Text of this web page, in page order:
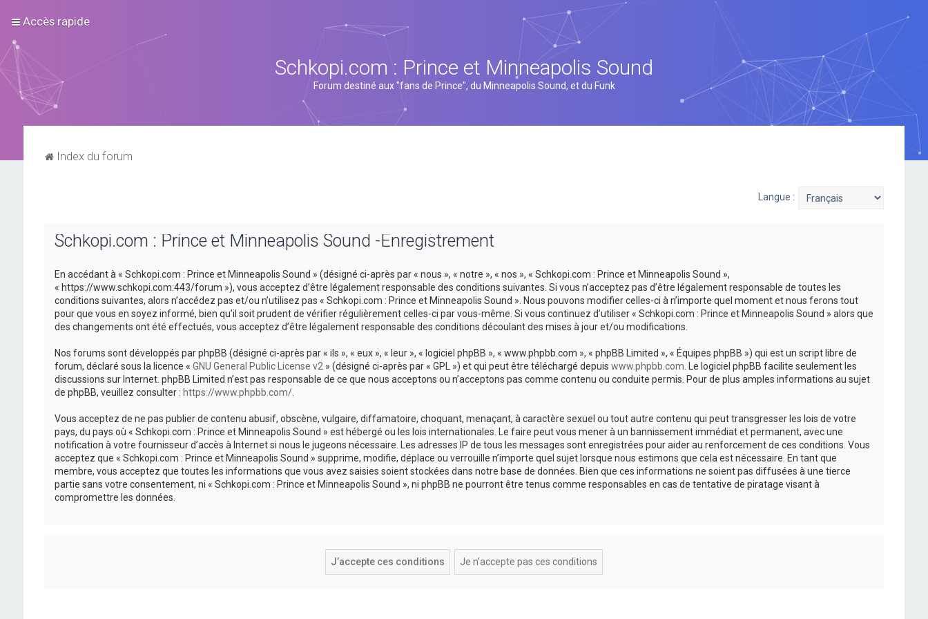
Accès rapide
Schkopi.com : Prince et Minneapolis Sound
Forum destiné aux "fans de Prince", du Minneapolis Sound, et du Funk
Index du forum
Langue :
Schkopi.com : Prince et Minneapolis Sound -Enregistrement
En accédant à « Schkopi.com : Prince et Minneapolis Sound » (désigné ci-après par « nous », « notre », « nos », « Schkopi.com : Prince et Minneapolis Sound »,
« https://www.schkopi.com:443/forum »), vous acceptez d’être légalement responsable des conditions suivantes. Si vous n’acceptez pas d’être légalement responsable de toutes les
conditions suivantes, alors n’accédez pas et/ou n’utilisez pas « Schkopi.com : Prince et Minneapolis Sound ». Nous pouvons modifier celles-ci à n’importe quel moment et nous ferons tout
pour que vous en soyez informé, bien qu’il soit prudent de vérifier régulièrement celles-ci par vous-même. Si vous continuez d’utiliser « Schkopi.com : Prince et Minneapolis Sound » alors que
des changements ont été effectués, vous acceptez d’être légalement responsable des conditions découlant des mises à jour et/ou modifications.
Nos forums sont développés par phpBB (désigné ci-après par « ils », « eux », « leur », « logiciel phpBB », « www.phpbb.com », « phpBB Limited », « Équipes phpBB ») qui est un script libre de
forum, déclaré sous la licence « GNU General Public License v2 » (désigné ci-après par « GPL ») et qui peut être téléchargé depuis www.phpbb.com . Le logiciel phpBB facilite seulement les
discussions sur Internet. phpBB Limited n’est pas responsable de ce que nous acceptons ou n’acceptons pas comme contenu ou conduite permis. Pour de plus amples informations au sujet
de phpBB, veuillez consulter : https://www.phpbb.com/.
Vous acceptez de ne pas publier de contenu abusif, obscène, vulgaire, diffamatoire, choquant, menaçant, à caractère sexuel ou tout autre contenu qui peut transgresser les lois de votre
pays, du pays où « Schkopi.com : Prince et Minneapolis Sound » est hébergé ou les lois internationales. Le faire peut vous mener à un bannissement immédiat et permanent, avec une
notification à votre fournisseur d’accès à Internet si nous le jugeons nécessaire. Les adresses IP de tous les messages sont enregistrées pour aider au renforcement de ces conditions. Vous
acceptez que « Schkopi.com : Prince et Minneapolis Sound » supprime, modifie, déplace ou verrouille n’importe quel sujet lorsque nous estimons que cela est nécessaire. En tant que
membre, vous acceptez que toutes les informations que vous avez saisies soient stockées dans notre base de données. Bien que ces informations ne soient pas diffusées à une tierce
partie sans votre consentement, ni « Schkopi.com : Prince et Minneapolis Sound », ni phpBB ne pourront être tenus comme responsables en cas de tentative de piratage visant à
compromettre les données.